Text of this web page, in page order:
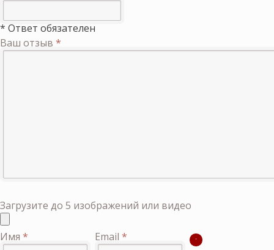
* Ответ обязателен
Ваш отзыв *
Загрузите до 5 изображений или видео
Имя * Email *